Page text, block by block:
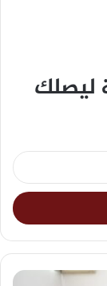
ليصلك